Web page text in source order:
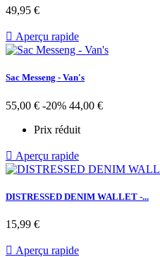
Prix
49,95 €
 Aperçu rapide
Sac Messeng - Van's
Prix
base
55,00 € -20% Prix
44,00 €
Prix réduit
 Aperçu rapide
DISTRESSED DENIM WALLET -...
Prix
15,99 €
 Aperçu rapide